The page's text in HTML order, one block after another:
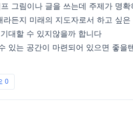
그림이나 글을 쓰는데 주제가 명
라든지 미래의 지도자로서 하고 싶
대할 수 있지않을까 합니다
있는 공간이 마련되어 있으면 좋을
0